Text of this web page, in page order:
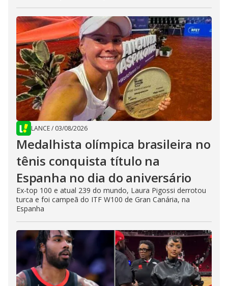
LANCE/ 03/08/2026
Medalhista olímpica brasileira no
tênis conquista título na
Espanha no dia do aniversário
Ex-top 100 e atual 239 do mundo, Laura Pigossi derrotou
turca e foi campeã do ITF W100 de Gran Canária, na
Espanha